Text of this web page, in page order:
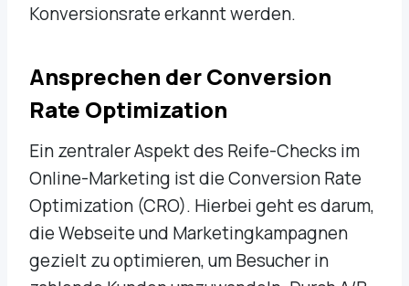
Konversionsrate erkannt werden.
Ansprechen der Conversion
Rate Optimization
Ein zentraler Aspekt des Reife-Checks im
Online-Marketing ist die Conversion Rate
Optimization (CRO). Hierbei geht es darum,
die Webseite und Marketingkampagnen
gezielt zu optimieren, um Besucher in